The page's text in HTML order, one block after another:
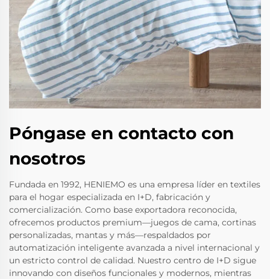
Póngase en contacto con
nosotros
Fundada en 1992, HENIEMO es una empresa líder en textiles
para el hogar especializada en I+D, fabricación y
comercialización. Como base exportadora reconocida,
ofrecemos productos premium—juegos de cama, cortinas
personalizadas, mantas y más—respaldados por
automatización inteligente avanzada a nivel internacional y
un estricto control de calidad. Nuestro centro de I+D sigue
innovando con diseños funcionales y modernos, mientras